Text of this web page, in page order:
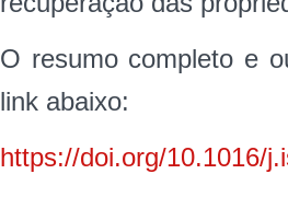
O resumo completo e
link abaixo:
https://doi.org/10.1016/